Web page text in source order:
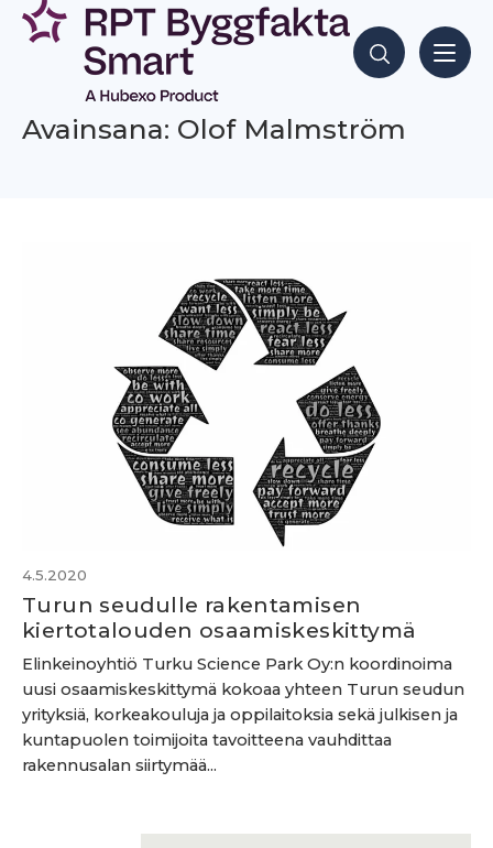
Siirry
sisältöön
Hae sisältöjä
Avainsana: Olof Malmström
4.5.2020
Turun seudulle rakentamisen
kiertotalouden osaamiskeskittymä
Elinkeinoyhtiö Turku Science Park Oy:n koordinoima
uusi osaamiskeskittymä kokoaa yhteen Turun seudun
yrityksiä, korkeakouluja ja oppilaitoksia sekä julkisen ja
kuntapuolen toimijoita tavoitteena vauhdittaa
rakennusalan siirtymää...